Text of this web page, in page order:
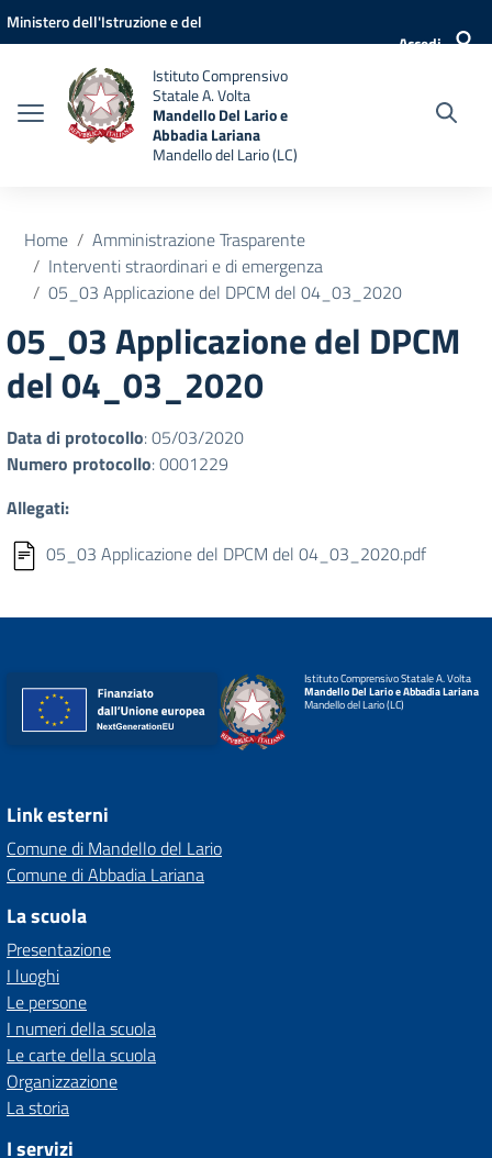
Vai ai contenuti
Vai al menu di navigazione
Vai al footer
Ministero dell'Istruzione e del
Accedi
Istituto Comprensivo
Statale A. Volta
Mandello Del Lario e
Abbadia Lariana
Mandello del Lario (LC)
Home
Amministrazione Trasparente
Interventi straordinari e di emergenza
05_03 Applicazione del DPCM del 04_03_2020
05_03 Applicazione del DPCM
del 04_03_2020
Data di protocollo: 05/03/2020
Numero protocollo: 0001229
Allegati:
05_03 Applicazione del DPCM del 04_03_2020.pdf
Istituto Comprensivo Statale A. Volta
Mandello Del Lario e Abbadia Lariana
Mandello del Lario (LC)
Link esterni
Comune di Mandello del Lario
Comune di Abbadia Lariana
La scuola
Presentazione
I luoghi
Le persone
I numeri della scuola
Le carte della scuola
Organizzazione
La storia
I servizi